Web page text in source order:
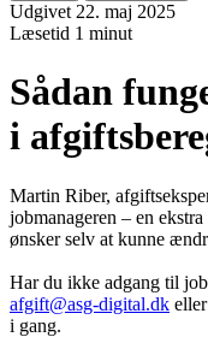
Udgivet 22. maj 2025
Læsetid 1 minut
Sådan
i
Martin Riber,
jobmanageren – en
ønsker selv at kunne
Har du ikke adgang til
afgift@asg-digital.dk eller
i gang.